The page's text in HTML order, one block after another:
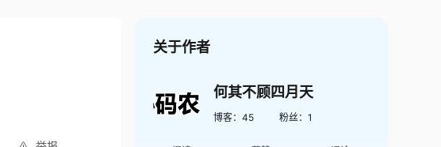
关于作者
何其不顾四月天
博客： 45 粉丝： 1